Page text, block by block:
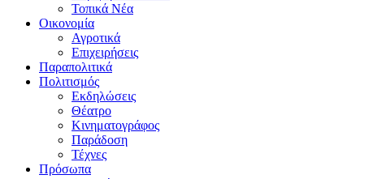
Τοπικά Νέα
Οικονομία
Αγροτικά
Επιχειρήσεις
Παραπολιτικά
Πολιτισμός
Εκδηλώσεις
Θέατρο
Κινηματογράφος
Παράδοση
Τέχνες
Πρόσωπα